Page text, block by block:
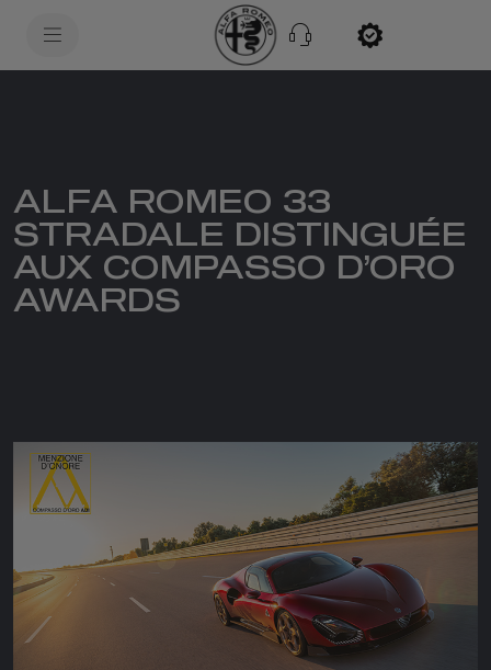
ALFA ROMEO 33
STRADALE DISTINGUÉE
AUX COMPASSO D’ORO
AWARDS